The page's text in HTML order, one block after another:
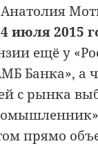
июля 2015
ещё у
Банка», а
с рынка
прямо